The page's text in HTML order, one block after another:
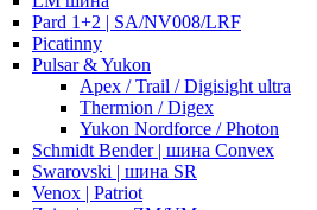
Pard 1+2 | SA/NV008/LRF
Picatinny
Pulsar & Yukon
Apex / Trail / Digisight ultra
Thermion / Digex
Yukon Nordforce / Photon
Schmidt Bender | шина Convex
Swarovski | шина SR
Venox | Patriot